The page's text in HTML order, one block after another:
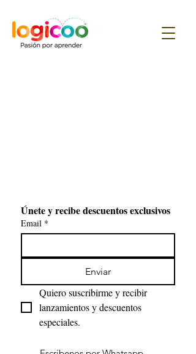
Únete y recibe descuentos exclusivos
Email *
Enviar
Quiero suscribirme y recibir
lanzamientos y descuentos
especiales.